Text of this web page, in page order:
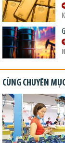
CÙNG CHUYÊN